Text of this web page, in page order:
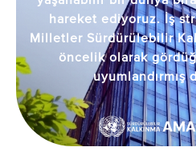
hareket ediyoruz. İş
Milletler Sürdürülebilir
öncelik olarak
uyumlandırmış